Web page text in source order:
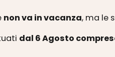
non va in vacanza, ma le
dal 6 Agosto